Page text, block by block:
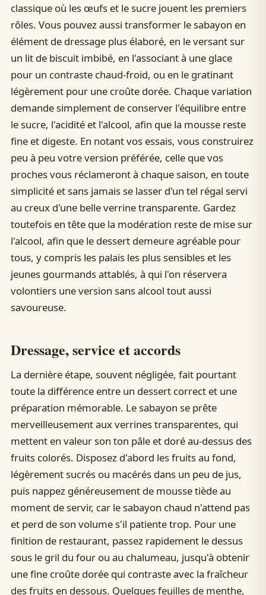
classique où les œufs et le sucre jouent les premiers
rôles. Vous pouvez aussi transformer le sabayon en
élément de dressage plus élaboré, en le versant sur
un lit de biscuit imbibé, en l'associant à une glace
pour un contraste chaud-froid, ou en le gratinant
légèrement pour une croûte dorée. Chaque variation
demande simplement de conserver l'équilibre entre
le sucre, l'acidité et l'alcool, afin que la mousse reste
fine et digeste. En notant vos essais, vous construirez
peu à peu votre version préférée, celle que vos
proches vous réclameront à chaque saison, en toute
simplicité et sans jamais se lasser d'un tel régal servi
au creux d'une belle verrine transparente. Gardez
toutefois en tête que la modération reste de mise sur
l'alcool, afin que le dessert demeure agréable pour
tous, y compris les palais les plus sensibles et les
jeunes gourmands attablés, à qui l'on réservera
volontiers une version sans alcool tout aussi
savoureuse.
Dressage, service et accords
La dernière étape, souvent négligée, fait pourtant
toute la différence entre un dessert correct et une
préparation mémorable. Le sabayon se prête
merveilleusement aux verrines transparentes, qui
mettent en valeur son ton pâle et doré au-dessus des
fruits colorés. Disposez d'abord les fruits au fond,
légèrement sucrés ou macérés dans un peu de jus,
puis nappez généreusement de mousse tiède au
moment de servir, car le sabayon chaud n'attend pas
et perd de son volume s'il patiente trop. Pour une
finition de restaurant, passez rapidement le dessus
sous le gril du four ou au chalumeau, jusqu'à obtenir
une fine croûte dorée qui contraste avec la fraîcheur
des fruits en dessous. Quelques feuilles de menthe,